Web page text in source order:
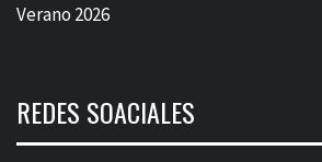
Verano 2026
REDES SOACIALES